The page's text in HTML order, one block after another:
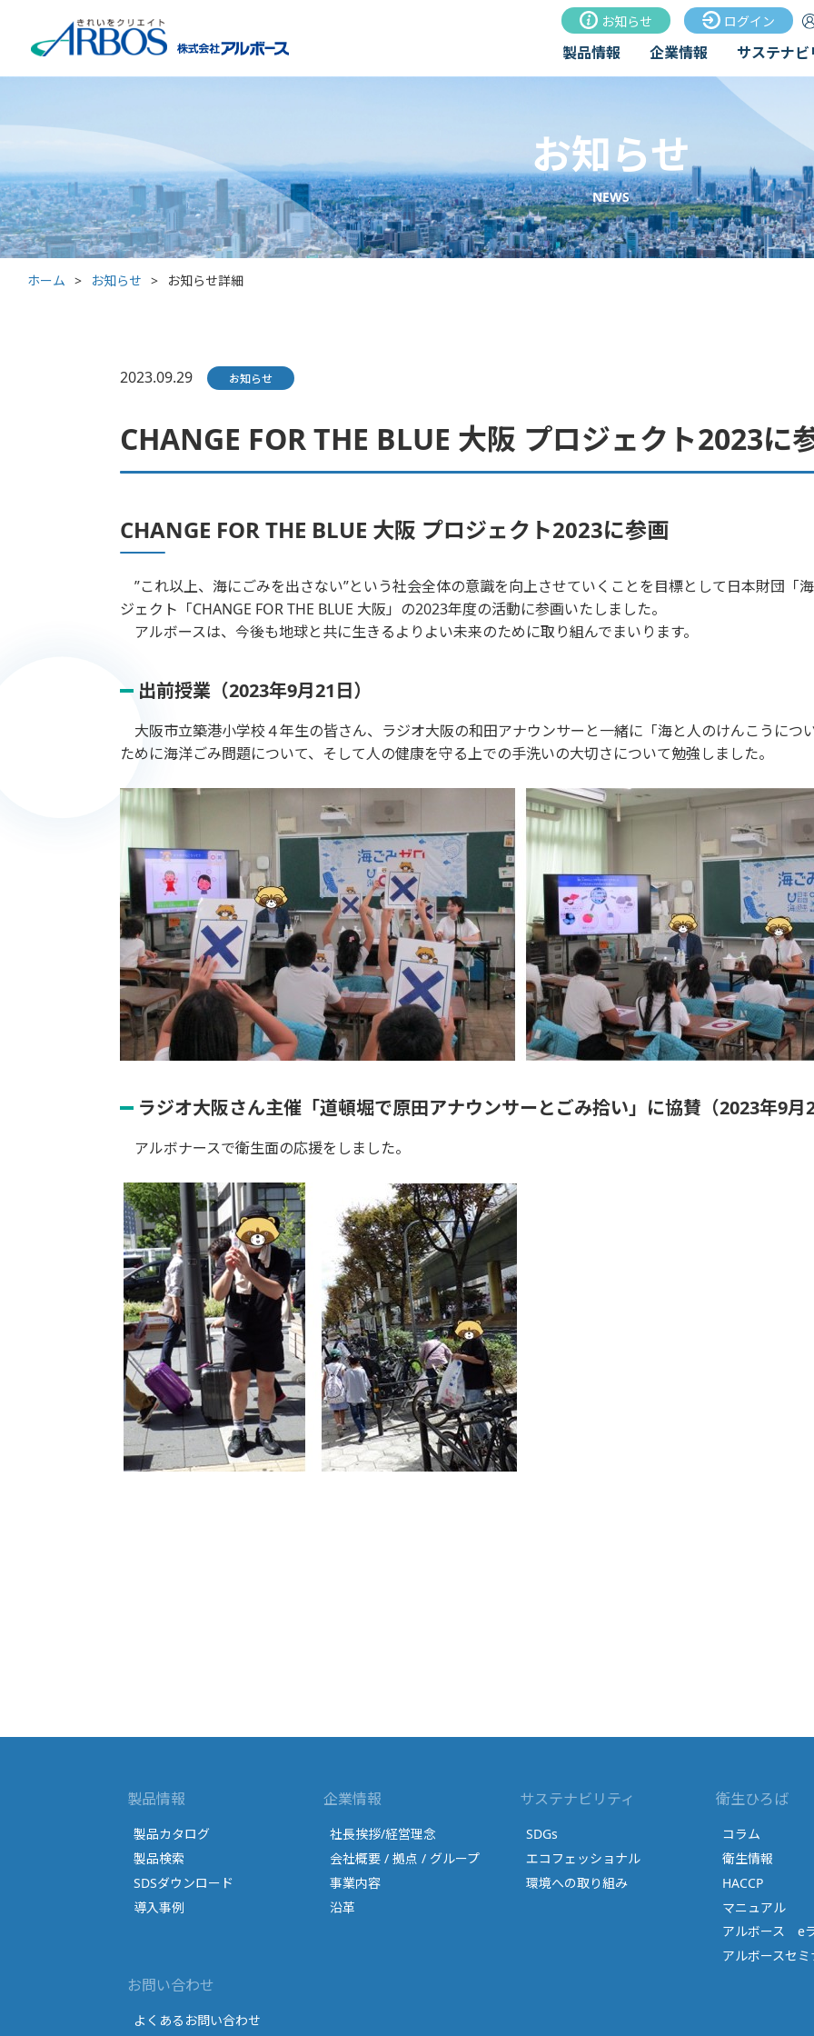
お知らせ ログイン
製品情報 企業情報 サステナビ
お知らせ
NEWS
ホーム > お知らせ > お知らせ詳細
2023.09.29 お知らせ
CHANGE FOR THE BLUE 大阪 プロジェクト2023に
CHANGE FOR THE BLUE 大阪 プロジェクト2023に参画
”これ以上、海にごみを出さない”という社会全体の意識を向上させていくことを目標として日本財団「
ジェクト「CHANGE FOR THE BLUE 大阪」の2023年度の活動に参画いたしました。
アルボースは、今後も地球と共に生きるよりよい未来のために取り組んでまいります。
出前授業（2023年9月21日）
大阪市立築港小学校４年生の皆さん、ラジオ大阪の和田アナウンサーと一緒に「海と人のけんこうにつ
ために海洋ごみ問題について、そして人の健康を守る上での手洗いの大切さについて勉強しました。
ラジオ大阪さん主催「道頓堀で原田アナウンサーとごみ拾い」に協賛（2023年9月
アルボナースで衛生面の応援をしました。
製品情報
製品カタログ
製品検索
SDSダウンロード
導入事例
企業情報
社長挨拶/経営理念
会社概要 / 拠点 / グループ
事業内容
沿革
サステナビリティ
SDGs
エコフェッショナル
環境への取り組み
衛生ひろば
コラム
衛生情報
HACCP
マニュアル
アルボース e
アルボースセ
お問い合わせ
よくあるお問い合わせ